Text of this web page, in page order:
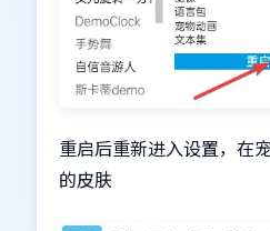
重启后重新进入设置，在
的皮肤